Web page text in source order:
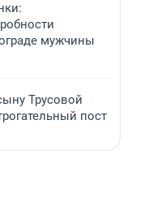
мужчины
Трусовой
пост